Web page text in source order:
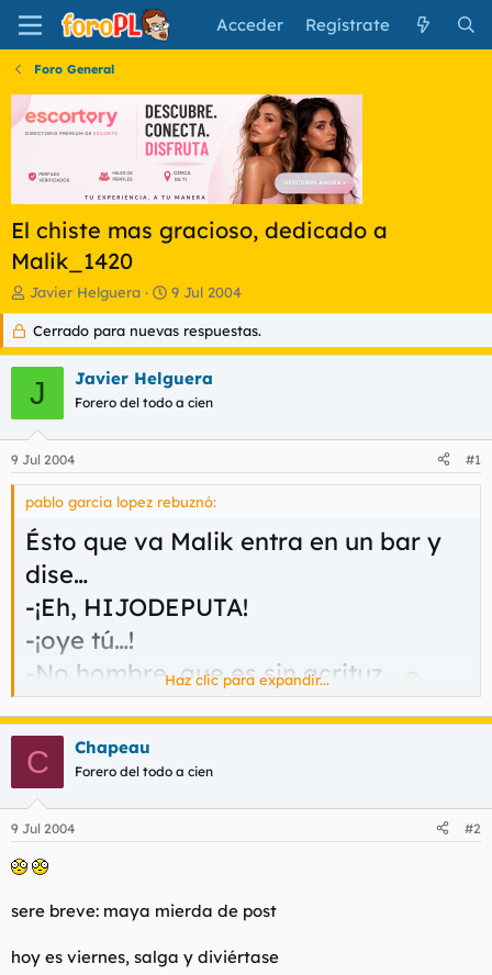
Acceder Regístrate
Foro General
El chiste mas gracioso, dedicado a
Malik_1420
I
n
c
i
a
d
o
d
e
l
t
e
m
a
Javier Helguera
F
e
c
h
d
e
i
c
i
9 Jul 2004
Cerrado para nuevas respuestas.
J Javier Helguera
Forero del todo a cien
9 Jul 2004 #1
pablo garcia lopez rebuznó:
Ésto que va Malik entra en un bar y
dise…
-¡Eh, HIJODEPUTA!
-¡oye tú…!
-No hombre, que es sin acrituz…
-Ah bueno
-
Haz clic para expandir...
C Chapeau
Forero del todo a cien
9 Jul 2004 #2
sere breve: maya mierda de post
hoy es viernes, salga y diviértase